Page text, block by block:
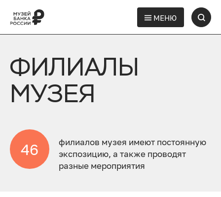
МЕНЮ
ФИЛИАЛЫ
МУЗЕЯ
46
филиалов музея имеют постоянную
экспозицию, а также проводят
разные мероприятия